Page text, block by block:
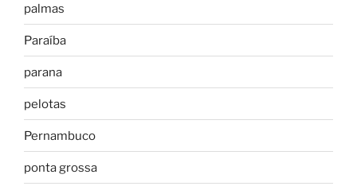
palmas
Paraíba
parana
pelotas
Pernambuco
ponta grossa